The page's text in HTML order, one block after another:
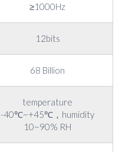
≥1000Hz
12bits
68 Billion
temperature
-40℃~+45℃，humidity
10~90% RH